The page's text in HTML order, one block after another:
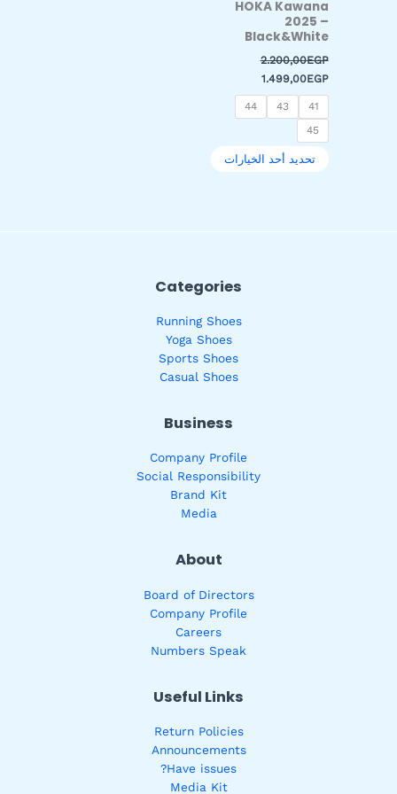
HOKA Kawana
2025 –
Black&White
2.200,00EGP
1.499,00EGP
41
43
44
45
تحديد أحد الخيارات
Categories
Running Shoes
Yoga Shoes
Sports Shoes
Casual Shoes
Business
Company Profile
Social Responsibility
Brand Kit
Media
About
Board of Directors
Company Profile
Careers
Numbers Speak
Useful Links
Return Policies
Announcements
Have issues?
Media Kit